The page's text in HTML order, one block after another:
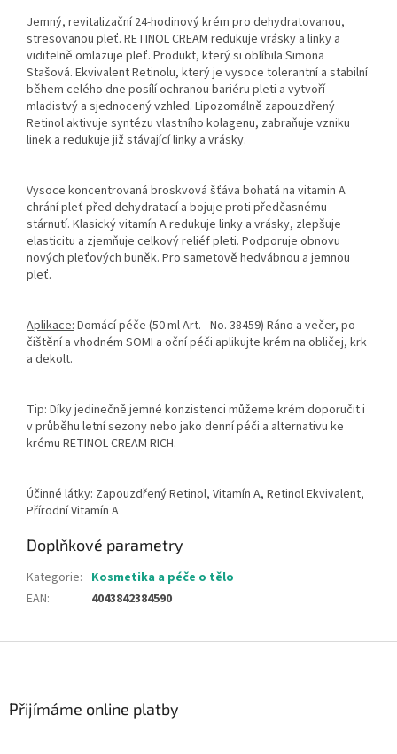
Jemný, revitalizační 24-hodinový krém pro dehydratovanou,
stresovanou pleť. RETINOL CREAM redukuje vrásky a linky a
viditelně omlazuje pleť. Produkt, který si oblíbila Simona
Stašová. Ekvivalent Retinolu, který je vysoce tolerantní a stabilní
během celého dne posílí ochranou bariéru pleti a vytvoří
mladistvý a sjednocený vzhled. Lipozomálně zapouzdřený
Retinol aktivuje syntézu vlastního kolagenu, zabraňuje vzniku
linek a redukuje již stávající linky a vrásky.
Vysoce koncentrovaná broskvová šťáva bohatá na vitamin A
chrání pleť před dehydratací a bojuje proti předčasnému
stárnutí. Klasický vitamín A redukuje linky a vrásky, zlepšuje
elasticitu a zjemňuje celkový reliéf pleti. Podporuje obnovu
nových pleťových buněk. Pro sametově hedvábnou a jemnou
pleť.
Aplikace: Domácí péče (50 ml Art. - No. 38459) Ráno a večer, po
čištění a vhodném SOMI a oční péči aplikujte krém na obličej, krk
a dekolt.
Tip: Díky jedinečně jemné konzistenci můžeme krém doporučit i
v průběhu letní sezony nebo jako denní péči a alternativu ke
krému RETINOL CREAM RICH.
Účinné látky: Zapouzdřený Retinol, Vitamín A, Retinol Ekvivalent,
Přírodní Vitamín A
Doplňkové parametry
Kategorie: Kosmetika a péče o tělo
EAN: 4043842384590
Přijímáme online platby